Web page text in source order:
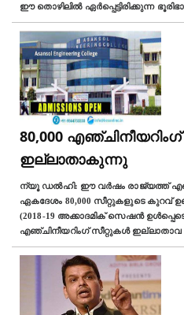
ഈ തൊഴിലിൽ ഏർപ്പെട്ടിരിക്കുന്ന
80,000
ഇല്ലാതാകുന്നു
ന്യൂ ഡല്‍ഹി: ഈ വർഷം രാജ്യത്ത്
ഏകദേശം 80,000 സീറ്റുകളുടെ കുറവ്
(2018-19 അക്കാദമിക് സെഷൻ
എഞ്ചിനീയറിംഗ് സീറ്റുകൾ ഇല്ലാതാവ